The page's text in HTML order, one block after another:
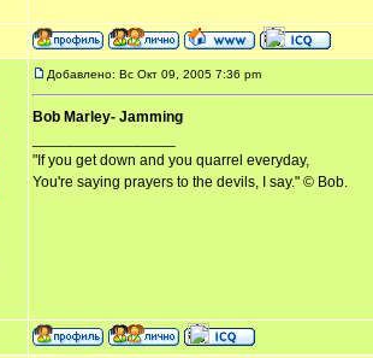
Добавлено: Вс Окт 09, 2005 7:36 pm
Bob Marley- Jamming
"If you get down and you quarrel everyday,
You're saying prayers to the devils, I say." © Bob.